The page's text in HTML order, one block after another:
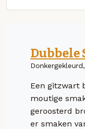
Dubbele
Een gitzwart
moutige
geroosterd
er smaken